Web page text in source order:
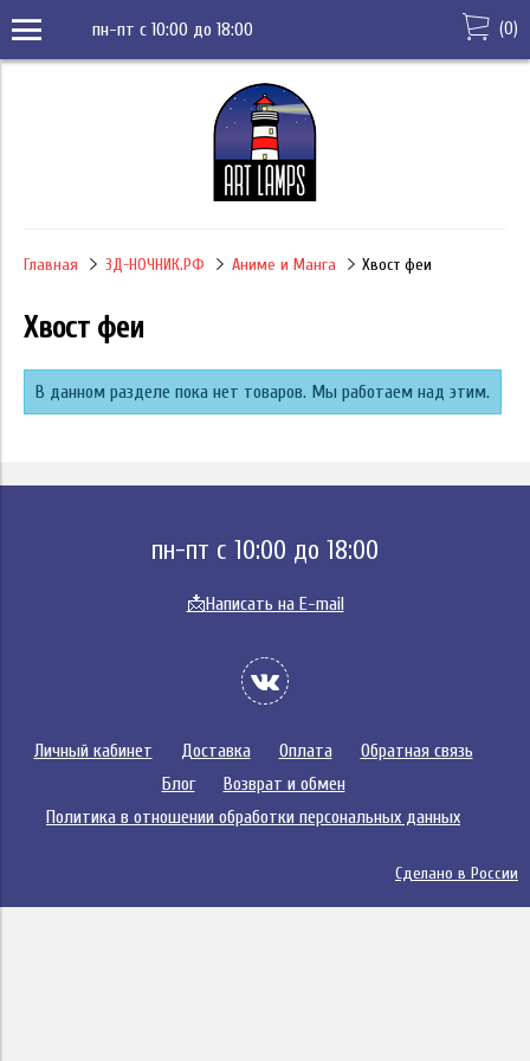
пн-пт с 10:00 до 18:00 (0)
Главная 3Д-НОЧНИК.РФ Аниме и Манга Хвост феи
Хвост феи
В данном разделе пока нет товаров. Мы работаем над этим.
пн-пт с 10:00 до 18:00
📩Написать на E-mail
Личный кабинет Доставка Оплата
Обратная связь
Блог
Возврат и обмен
Политика в отношении обработки персональных данных
Сделано в России